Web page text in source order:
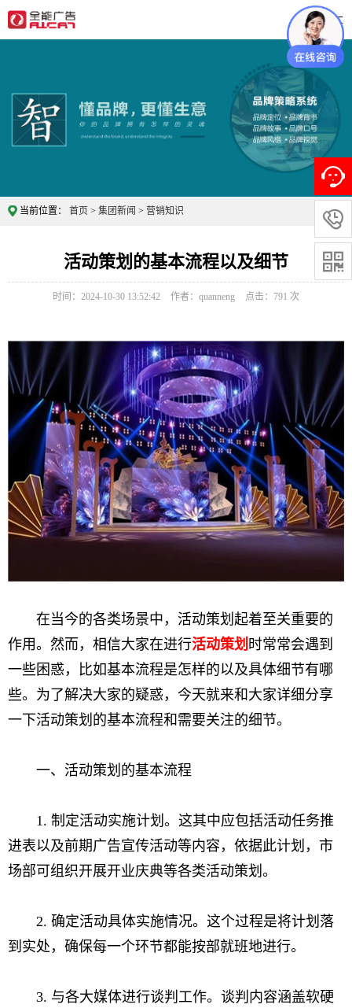
当前位置： 首页 > 集团新闻 > 营销知识
活动策划的基本流程以及细节
时间：2024-10-30 13:52:42 作者：quanneng 点击： 791 次
在当今的各类场景中，活动策划起着至关重要的
作用。然而，相信大家在进行活动策划 时常常会遇到
一些困惑，比如基本流程是怎样的以及具体细节有哪
些。为了解决大家的疑惑，今天就来和大家详细分享
一下活动策划的基本流程和需要关注的细节。
一、活动策划的基本流程
1. 制定活动实施计划。这其中应包括活动任务推
进表以及前期广告宣传活动等内容，依据此计划，市
场部可组织开展开业庆典等各类活动策划。
2. 确定活动具体实施情况。这个过程是将计划落
到实处，确保每一个环节都能按部就班地进行。
3. 与各大媒体进行谈判工作。谈判内容涵盖软硬

